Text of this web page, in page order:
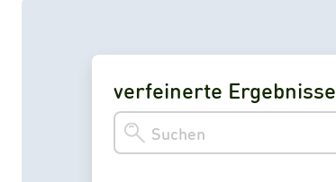
verfeinerte Ergebnisse